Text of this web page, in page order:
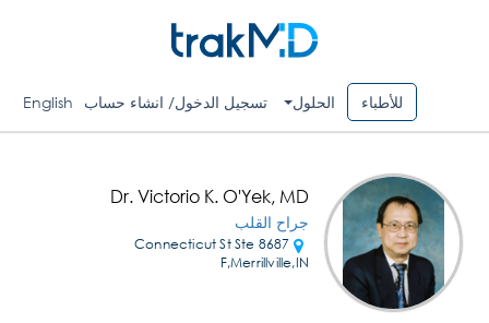
للأطباء الحلول تسجيل الدخول/ انشاء حساب English
Dr. Victorio K. O'Yek, MD
جراح القلب
8687 Connecticut St Ste
F,Merrillville,IN